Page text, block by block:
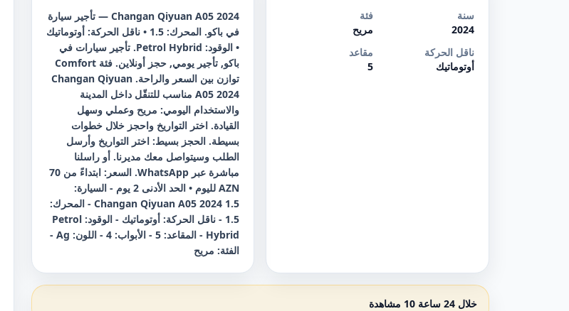
سنة
2024
فئة
مريح
ناقل الحركة
أوتوماتيك
مقاعد
5
Changan Qiyuan A05 2024 — تأجير سيارة
في باكو. المحرك: 1.5 • ناقل الحركة: أوتوماتيك
• الوقود: Petrol Hybrid. تأجير سيارات في
باكو, تأجير يومي, حجز أونلاين. فئة Comfort
توازن بين السعر والراحة. Changan Qiyuan
A05 2024 مناسب للتنقّل داخل المدينة
والاستخدام اليومي: مريح وعملي وسهل
القيادة. اختر التواريخ واحجز خلال خطوات
بسيطة. الحجز بسيط: اختر التواريخ وأرسل
الطلب وسيتواصل معك مديرنا. أو راسلنا
مباشرة عبر WhatsApp. السعر: ابتداءً من 70
AZN لليوم • الحد الأدنى 2 يوم - السيارة:
Changan Qiyuan A05 2024 1.5 - المحرك:
1.5 - ناقل الحركة: أوتوماتيك - الوقود: Petrol
Hybrid - المقاعد: 5 - الأبواب: 4 - اللون: Ag -
الفئة: مريح
خلال 24 ساعة 10 مشاهدة